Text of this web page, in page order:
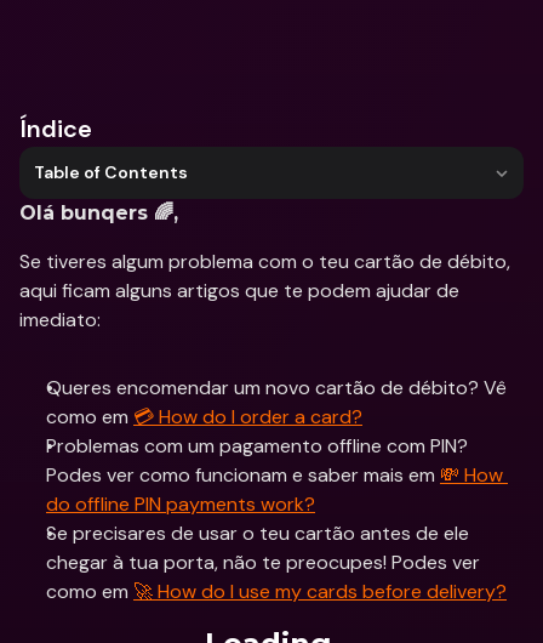
Índice
Table of Contents
Olá bunqers 🌈,
Se tiveres algum problema com o teu cartão de débito,
aqui ficam alguns artigos que te podem ajudar de
imediato:
Queres encomendar um novo cartão de débito? Vê
como em 💳 How do I order a card?
Problemas com um pagamento offline com PIN?
Podes ver como funcionam e saber mais em 💸 How
do offline PIN payments work?
Se precisares de usar o teu cartão antes de ele
chegar à tua porta, não te preocupes! Podes ver
como em 🚀 How do I use my cards before delivery?